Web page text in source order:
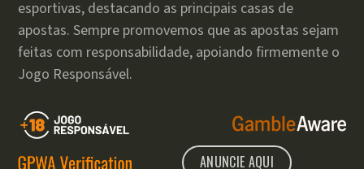
esportivas, destacando as principais casas de
apostas. Sempre promovemos que as apostas sejam
feitas com responsabilidade, apoiando firmemente o
Jogo Responsável.
ANUNCIE AQUI